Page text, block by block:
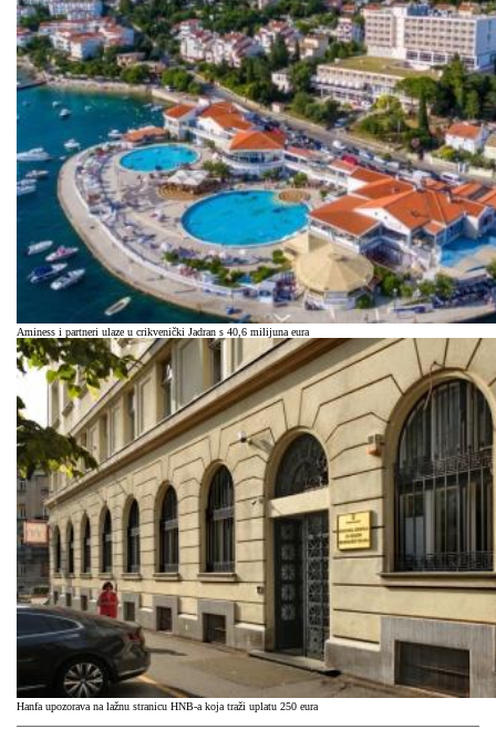
Aminess i partneri ulaze u crikvenički Jadran s 40,6 milijuna eura
Hanfa upozorava na lažnu stranicu HNB-a koja traži uplatu 250 eura